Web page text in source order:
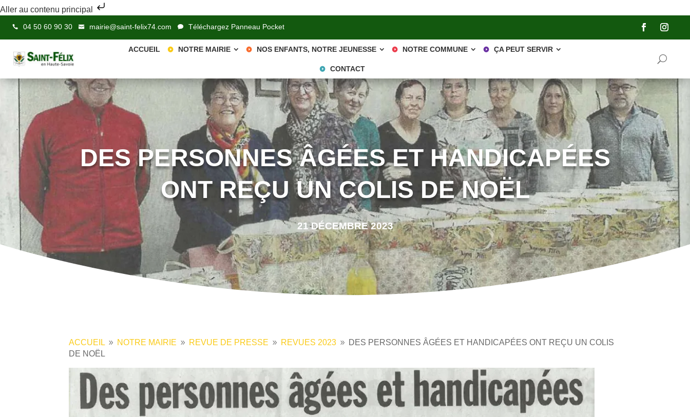
Aller au contenu principal
04 50 60 90 30 mairie@saint-felix74.com Téléchargez Panneau Pocket
ACCUEIL NOTRE MAIRIE NOS ENFANTS, NOTRE JEUNESSE NOTRE COMMUNE ÇA PEUT SERVIR
CONTACT
DES PERSONNES ÂGÉES ET HANDICAPÉES
ONT REÇU UN COLIS DE NOËL
21 DÉCEMBRE 2023
ACCUEIL 9 NOTRE MAIRIE 9 REVUE DE PRESSE 9 REVUES 2023 9
DES PERSONNES ÂGÉES ET HANDICAPÉES ONT REÇU UN COLIS
DE NOËL